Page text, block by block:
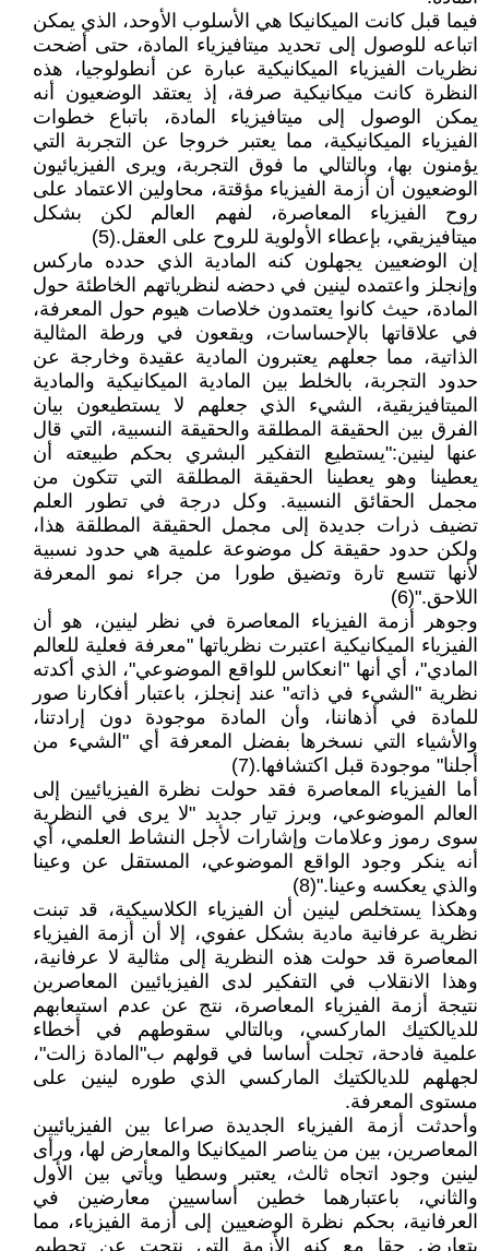
فيما قبل كانت الميكانيكا هي الأسلوب الأوحد، الذي يمكن
اتباعه للوصول إلى تحديد ميتافيزياء المادة، حتى أضحت
نظريات الفيزياء الميكانيكية عبارة عن أنطولوجيا، هذه
النظرة كانت ميكانيكية صرفة، إذ يعتقد الوضعيون أنه
يمكن الوصول إلى ميتافيزياء المادة، باتباع خطوات
الفيزياء الميكانيكية، مما يعتبر خروجا عن التجربة التي
يؤمنون بها، وبالتالي ما فوق التجربة، ويرى الفيزيائيون
الوضعيون أن أزمة الفيزياء مؤقتة، محاولين الاعتماد على
روح الفيزياء المعاصرة، لفهم العالم لكن بشكل
ميتافيزيقي، بإعطاء الأولوية للروح على العقل.(5)
إن الوضعيين يجهلون كنه المادية الذي حدده ماركس
وإنجلز واعتمده لينين في دحضه لنظرياتهم الخاطئة حول
المادة، حيث كانوا يعتمدون خلاصات هيوم حول المعرفة،
في علاقاتها بالإحساسات، ويقعون في ورطة المثالية
الذاتية، مما جعلهم يعتبرون المادية عقيدة وخارجة عن
حدود التجربة، بالخلط بين المادية الميكانيكية والمادية
الميتافيزيقية، الشيء الذي جعلهم لا يستطيعون بيان
الفرق بين الحقيقة المطلقة والحقيقة النسبية، التي قال
عنها لينين:"يستطيع التفكير البشري بحكم طبيعته أن
يعطينا وهو يعطينا الحقيقة المطلقة التي تتكون من
مجمل الحقائق النسبية. وكل درجة في تطور العلم
تضيف ذرات جديدة إلى مجمل الحقيقة المطلقة هذا،
ولكن حدود حقيقة كل موضوعة علمية هي حدود نسبية
لأنها تتسع تارة وتضيق طورا من جراء نمو المعرفة
اللاحق."(6)
وجوهر أزمة الفيزياء المعاصرة في نظر لينين، هو أن
الفيزياء الميكانيكية اعتبرت نظرياتها "معرفة فعلية للعالم
المادي"، أي أنها "انعكاس للواقع الموضوعي"، الذي أكدته
نظرية "الشيء في ذاته" عند إنجلز، باعتبار أفكارنا صور
للمادة في أذهاننا، وأن المادة موجودة دون إرادتنا،
والأشياء التي نسخرها بفضل المعرفة أي "الشيء من
أجلنا" موجودة قبل اكتشافها.(7)
أما الفيزياء المعاصرة فقد حولت نظرة الفيزيائيين إلى
العالم الموضوعي، وبرز تيار جديد "لا يرى في النظرية
سوى رموز وعلامات وإشارات لأجل النشاط العلمي، أي
أنه ينكر وجود الواقع الموضوعي، المستقل عن وعينا
والذي يعكسه وعينا."(8)
وهكذا يستخلص لينين أن الفيزياء الكلاسيكية، قد تبنت
نظرية عرفانية مادية بشكل عفوي، إلا أن أزمة الفيزياء
المعاصرة قد حولت هذه النظرية إلى مثالية لا عرفانية،
وهذا الانقلاب في التفكير لدى الفيزيائيين المعاصرين
نتيجة أزمة الفيزياء المعاصرة، نتج عن عدم استيعابهم
للديالكتيك الماركسي، وبالتالي سقوطهم في أخطاء
علمية فادحة، تجلت أساسا في قولهم ب"المادة زالت"،
لجهلهم للديالكتيك الماركسي الذي طوره لينين على
مستوى المعرفة.
وأحدثت أزمة الفيزياء الجديدة صراعا بين الفيزيائيين
المعاصرين، بين من يناصر الميكانيكا والمعارض لها، ورأى
لينين وجود اتجاه ثالث، يعتبر وسطيا ويأتي بين الأول
والثاني، باعتبارهما خطين أساسيين معارضين في
العرفانية، بحكم نظرة الوضعيين إلى أزمة الفيزياء، مما
يتعارض حقا مع كنه الأزمة التي نتجت عن تحطيم